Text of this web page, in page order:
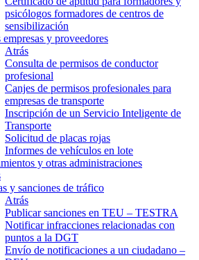
psicólogos formadores de centros de
sensibilización
empresas y proveedores
Atrás
Consulta de permisos de conductor
profesional
Canjes de permisos profesionales para
empresas de transporte
Inscripción de un Servicio Inteligente de
Transporte
Solicitud de placas rojas
Informes de vehículos en lote
y otras administraciones
y sanciones de tráfico
Atrás
Publicar sanciones en TEU – TESTRA
Notificar infracciones relacionadas con
puntos a la DGT
Envío de notificaciones a un ciudadano –